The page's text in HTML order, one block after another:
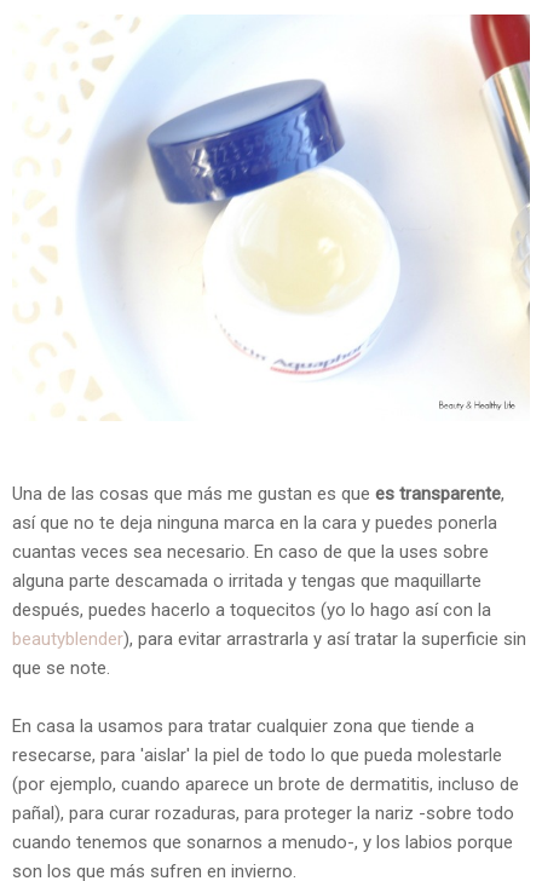
Una de las cosas que más me gustan es que es transparente,
así que no te deja ninguna marca en la cara y puedes ponerla
cuantas veces sea necesario. En caso de que la uses sobre
alguna parte descamada o irritada y tengas que maquillarte
después, puedes hacerlo a toquecitos (yo lo hago así con la
beautyblender), para evitar arrastrarla y así tratar la superficie sin
que se note.
En casa la usamos para tratar cualquier zona que tiende a
resecarse, para 'aislar' la piel de todo lo que pueda molestarle
(por ejemplo, cuando aparece un brote de dermatitis, incluso de
pañal), para curar rozaduras, para proteger la nariz -sobre todo
cuando tenemos que sonarnos a menudo-, y los labios porque
son los que más sufren en invierno.